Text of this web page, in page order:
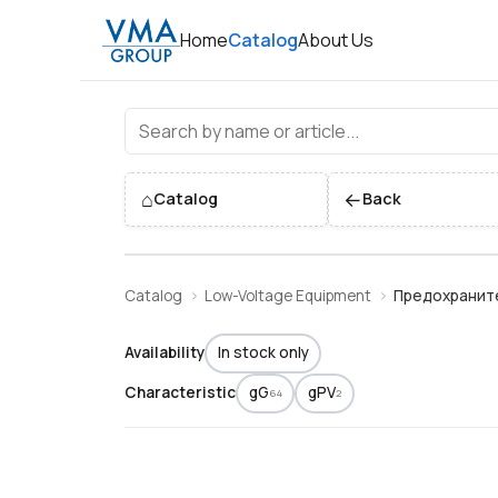
HomeCatalogAbout Us
Предохранители
⌂Catalog ←Back
Catalog Low-Voltage Equipment
Availability
In stock only
Characteristic
gG64 gPV2